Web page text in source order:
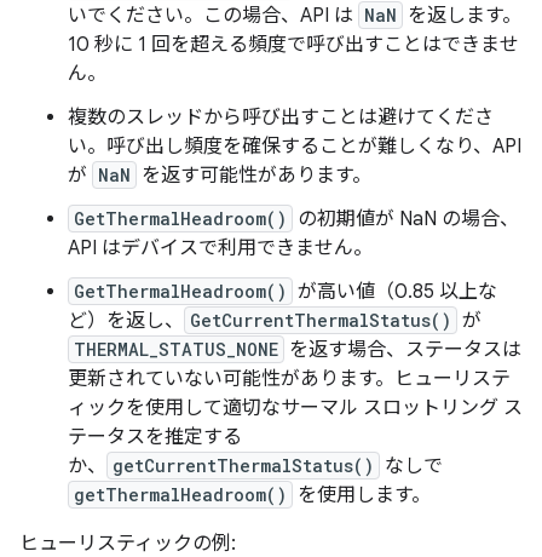
いでください。この場合、API は NaN を返します。
10 秒に 1 回を超える頻度で呼び出すことはできませ
ん。
複数のスレッドから呼び出すことは避けてくださ
い。呼び出し頻度を確保することが難しくなり、API
が NaN を返す可能性があります。
GetThermalHeadroom()
の初期値が NaN の場合、
API はデバイスで利用できません。
GetThermalHeadroom() が高い値（0.85 以上な
ど）を返し、
GetCurrentThermalStatus() が
THERMAL_STATUS_NONE を返す場合、ステータスは
更新されていない可能性があります。ヒューリステ
ィックを使用して適切なサーマル スロットリング ス
テータスを推定する
か、
getCurrentThermalStatus() なしで
getThermalHeadroom()
を使用します。
ヒューリスティックの例: